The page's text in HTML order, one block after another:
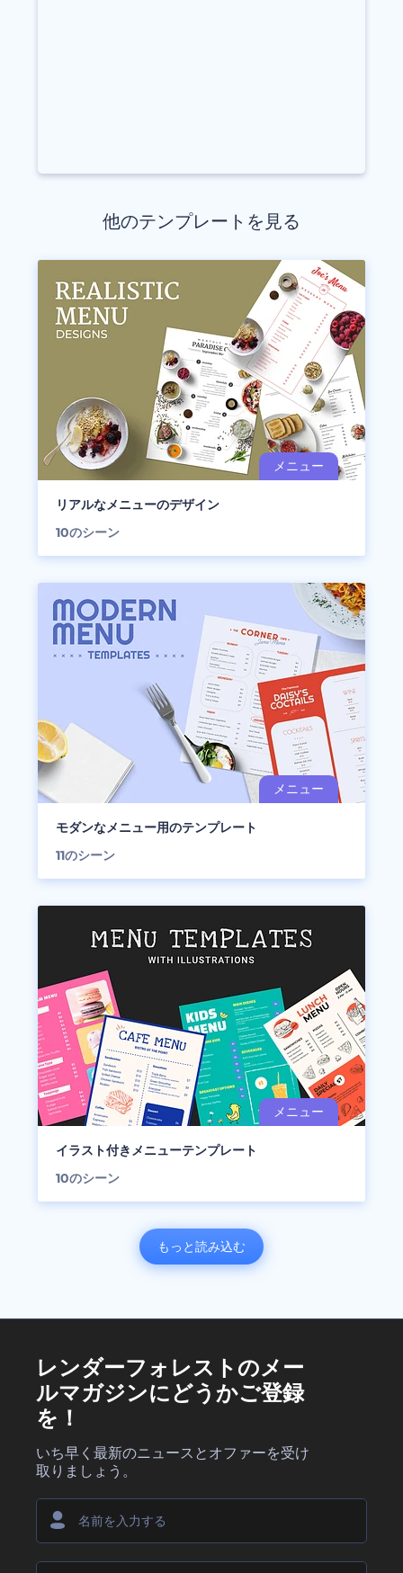
他のテンプレートを見る
リアルなメニューのデザイン
10のシーン
モダンなメニュー用のテンプレート
11のシーン
イラスト付きメニューテンプレート
10のシーン
もっと読み込む
レンダーフォレストのメー
ルマガジンにどうかご登録
を！
いち早く最新のニュースとオファーを受け
取りましょう。